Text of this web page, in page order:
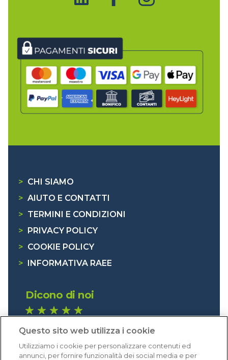
> CHI SIAMO
> AIUTO E CONTATTI
> TERMINI E CONDIZIONI
>
PRIVACY POLICY
> COOKIE POLICY
>
INFORMATIVA RAEE
Dicono di noi
Eccellente (4,8)
Acquisti verificati
Questo sito web utilizza i cookie
Utilizziamo i cookie per personalizzare contenuti ed
annunci, per fornire funzionalità dei social media e per